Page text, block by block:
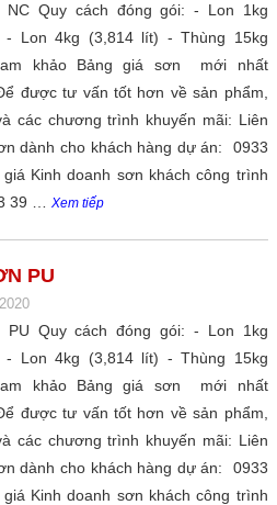
NC Quy cách đóng gói: - Lon 1kg
- Lon 4kg (3,814 lít) - Thùng 15kg
khảo Bảng giá sơn mới nhất
được tư vấn tốt hơn về sản phẩm,
các chương trình khuyến mãi: Liên
dành cho khách hàng dự án: 0933
Kinh doanh sơn khách công trình
39 … Xem tiếp
PU
PU Quy cách đóng gói: - Lon 1kg
- Lon 4kg (3,814 lít) - Thùng 15kg
khảo Bảng giá sơn mới nhất
được tư vấn tốt hơn về sản phẩm,
các chương trình khuyến mãi: Liên
dành cho khách hàng dự án: 0933
Kinh doanh sơn khách công trình